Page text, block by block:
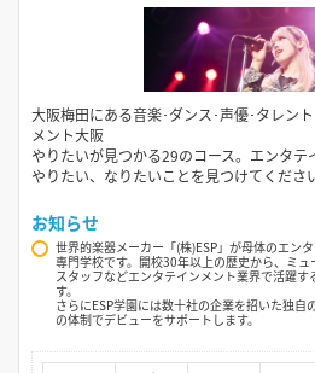
大阪梅田にある音楽･ダンス･声優･タレン
メント大阪
やりたいが見つかる29のコース。エンタテ
やりたい、なりたいことを見つけてくださ
お知らせ
世界的楽器メーカー「(株)ESP」が母体のエン
専門学校です。開校30年以上の歴史から、ミ
スタッフなどエンタテインメント業界で活躍
す。
さらにESP学園には数十社の企業を招いた独自
の体制でデビューをサポートします。